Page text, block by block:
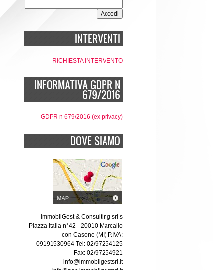
INTERVENTI
RICHIESTA INTERVENTO
INFORMATIVA GDPR N
679/2016
GDPR n 679/2016 (ex privacy)
DOVE SIAMO
ImmobilGest & Consulting srl s
Piazza Italia n°42 - 20010 Marcallo
con Casone (MI) P.IVA:
09191530964 Tel: 02/97254125
Fax: 02/97254921
info@immobilgestsrl.it